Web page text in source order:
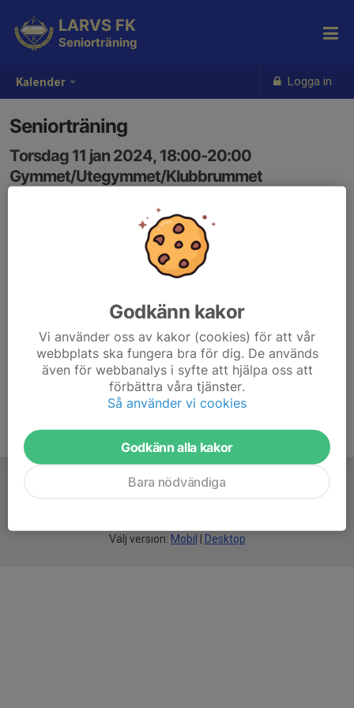
Kalender Logga in
LARVS FK
Seniorträning
Seniorträning
Torsdag 11 jan 2024, 18:00-20:00
Gymmet/Utegymmet/Klubbrummet
Välj version: Mobil Desktop
Godkänn kakor
Vi använder oss av kakor (cookies) för att vår
webbplats ska fungera bra för dig. De används
även för webbanalys i syfte att hjälpa oss att
förbättra våra tjänster.
Så använder vi cookies
Godkänn alla kakor
Bara nödvändiga